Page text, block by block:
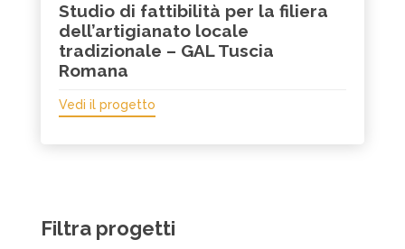
Studio di fattibilità per la filiera
dell’artigianato locale
tradizionale – GAL Tuscia
Romana
Vedi il progetto
Filtra progetti